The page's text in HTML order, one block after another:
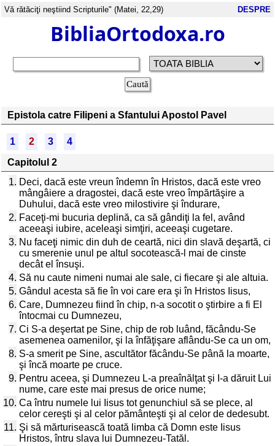
Vă rătăciţi neştiind Scripturile" (Matei, 22,29) DESPRE
BibliaOrtodoxa.ro
Epistola catre Filipeni a Sfantului Apostol Pavel
1 2 3
4
Capitolul 2
1. Deci, dacă este vreun îndemn în Hristos, dacă este vreo
mângâiere a dragostei, dacă este vreo împărtăşire a
Duhului, dacă este vreo milostivire şi îndurare,
2. Faceţi-mi bucuria deplină, ca să gândiţi la fel, având
aceeaşi iubire, aceleaşi simţiri, aceeaşi cugetare.
3. Nu faceţi nimic din duh de ceartă, nici din slavă deşartă, ci
cu smerenie unul pe altul socotească-l mai de cinste
decât el însuşi.
4. Să nu caute nimeni numai ale sale, ci fiecare şi ale altuia.
5. Gândul acesta să fie în voi care era şi în Hristos Iisus,
6. Care, Dumnezeu fiind în chip, n-a socotit o ştirbire a fi El
întocmai cu Dumnezeu,
7. Ci S-a deşertat pe Sine, chip de rob luând, făcându-Se
asemenea oamenilor, şi la înfăţişare aflându-Se ca un om,
8. S-a smerit pe Sine, ascultător făcându-Se până la moarte,
şi încă moarte pe cruce.
9. Pentru aceea, şi Dumnezeu L-a preaînălţat şi I-a dăruit Lui
nume, care este mai presus de orice nume;
10. Ca întru numele lui Iisus tot genunchiul să se plece, al
celor cereşti şi al celor pământeşti şi al celor de dedesubt.
11. Şi să mărturisească toată limba că Domn este Iisus
Hristos, întru slava lui Dumnezeu-Tatăl.